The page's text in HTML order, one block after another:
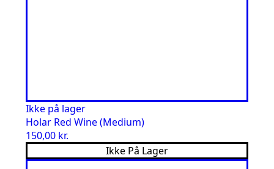
Ikke på lager
Holar Red Wine (Medium)
150,00 kr.
Ikke På Lager